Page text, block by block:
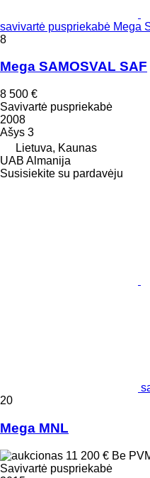
savivartė puspriekabė Mega
8
Mega SAMOSVAL SAF
8 500 €
Savivartė puspriekabė
2008
Ašys 3
Lietuva, Kaunas
UAB Almanija
Susisiekite su pardavėju
20
Mega MNL
11 200 € Be
Savivartė puspriekabė